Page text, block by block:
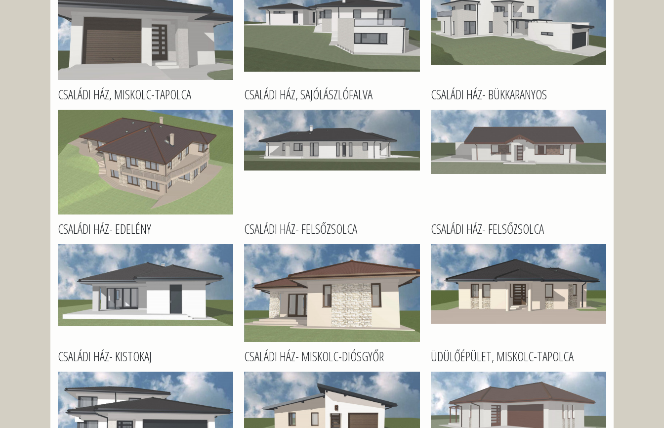
CSALÁDI HÁZ, MISKOLC-TAPOLCA CSALÁDI HÁZ, SAJÓLÁSZLÓFALVA CSALÁDI HÁZ- BÜKKARANYOS
CSALÁDI HÁZ- EDELÉNY CSALÁDI HÁZ- FELSŐZSOLCA CSALÁDI HÁZ- FELSŐZSOLCA
CSALÁDI HÁZ- KISTOKAJ CSALÁDI HÁZ- MISKOLC-DIÓSGYŐR ÜDÜLŐÉPÜLET, MISKOLC-TAPOLCA